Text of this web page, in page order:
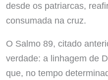
desde os patriarcas,
consumada na cruz.
O Salmo 89, citado
verdade: a linhagem de
que, no tempo